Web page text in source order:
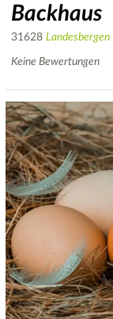
Backhaus
31628 Landesbergen
Keine Bewertungen